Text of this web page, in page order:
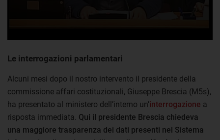
Le interrogazioni parlamentari
Alcuni mesi dopo il nostro intervento il presidente della
commissione affari costituzionali, Giuseppe Brescia (M5s),
ha presentato al ministero dell’interno un’interrogazione a
risposta immediata. Qui il presidente Brescia chiedeva
una maggiore trasparenza dei dati presenti nel Sistema